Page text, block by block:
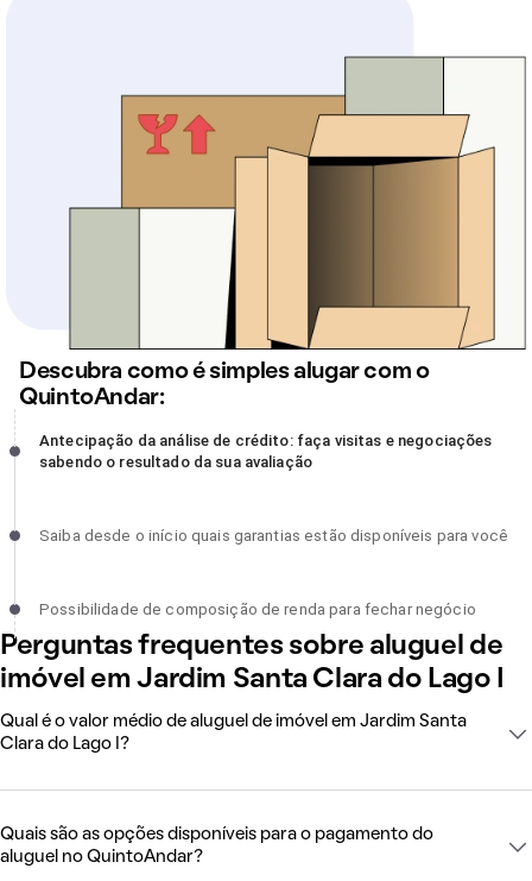
Descubra como é simples alugar com o
QuintoAndar:
Antecipação da análise de crédito: faça visitas e negociações
sabendo o resultado da sua avaliação, incompleto
Antecipação da análise de crédito: faça visitas e negociações
sabendo o resultado da sua avaliação
Saiba desde o início quais garantias estão disponíveis para você,
Saiba desde o início quais garantias estão disponíveis para você
Possibilidade de composição de renda para fechar negócio,
incompleto
Possibilidade de composição de renda para fechar negócio
Perguntas frequentes sobre aluguel de
imóvel em Jardim Santa Clara do Lago I
Qual é o valor médio de aluguel de imóvel em Jardim Santa
Clara do Lago I?
Quais são as opções disponíveis para o pagamento do
aluguel no QuintoAndar?